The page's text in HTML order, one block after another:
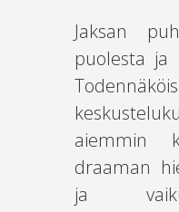
Jaksan
puolesta ja
aiemmin
draaman
ja